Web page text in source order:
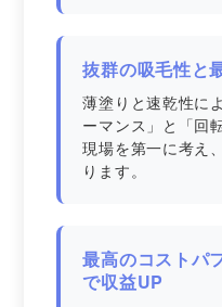
抜群の吸毛性と
薄塗りと速乾性に
ーマンス」と「回
現場を第一に考え
ります。
最高のコストパ
で収益UP